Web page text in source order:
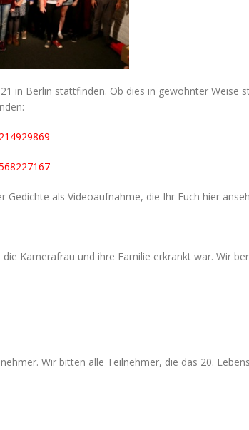
in Berlin stattfinden. Ob dies in gewohnter Weise
als Videoaufnahme, die Ihr Euch hier
Kamerafrau und ihre Familie erkrankt war. Wir
Wir bitten alle Teilnehmer, die das 20.